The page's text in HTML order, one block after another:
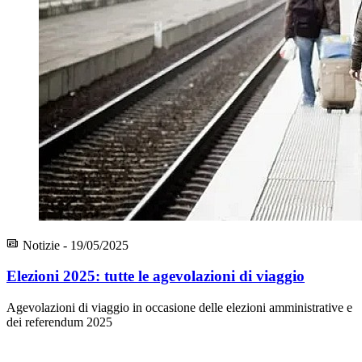
Notizie - 19/05/2025
Elezioni 2025: tutte le agevolazioni di viaggio
Agevolazioni di viaggio in occasione delle elezioni amministrative e
dei referendum 2025